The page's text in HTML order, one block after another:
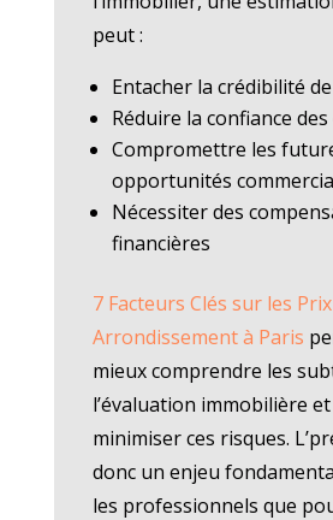
peut :
Entacher la crédibilité de
Réduire la confiance
Compromettre les
opportunités
Nécessiter des
financières
7 Facteurs Clés sur les
Arrondissement à Paris
mieux comprendre les
l’évaluation immobilière
minimiser ces risques.
donc un enjeu
les professionnels que